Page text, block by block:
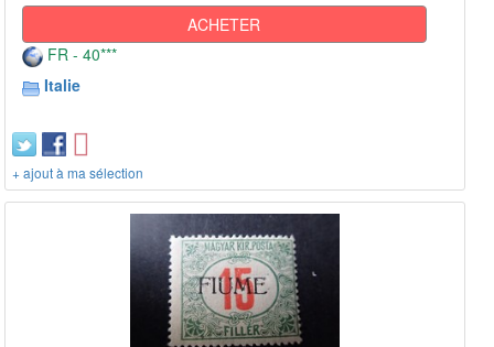
ACHETER
FR - 40***
Italie
+ ajout à ma sélection